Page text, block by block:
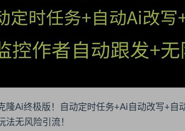
隆Ai终极版！自动定时任务+Ai自动改写+自
法无风险引流！